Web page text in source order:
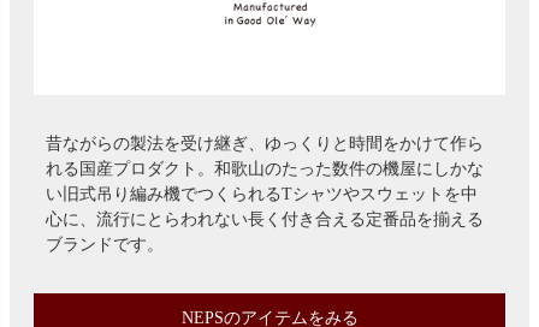
昔ながらの製法を受け継ぎ、ゆっくりと時間をかけて作ら
れる国産プロダクト。和歌山のたった数件の機屋にしかな
い旧式吊り編み機でつくられるTシャツやスウェットを中
心に、流行にとらわれない長く付き合える定番品を揃える
ブランドです。
NEPSのアイテムをみる